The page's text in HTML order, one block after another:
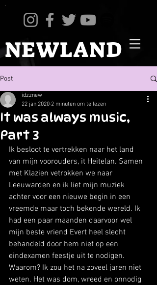
NEWLAND
Post
It was always music,
Part 3
idzznew
22 jan 2020 2 minuten om te lezen
Ik besloot te vertrekken naar het land
van mijn voorouders, it Heitelan. Samen
met Klazien vetrokken we naar
Leeuwarden en ik liet mijn muziek
achter voor een nieuwe begin in een
vreemde maar toch bekende wereld. Ik
had een paar maanden daarvoor wel
mijn beste vriend Evert heel slecht
behandeld door hem niet op een
eindexamen feestje uit te nodigen.
Waarom? Ik zou het na zoveel jaren niet
weten. Het was dom, wreed en onnodig